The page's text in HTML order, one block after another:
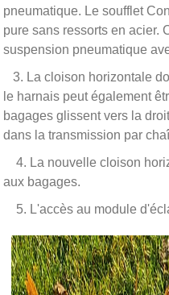
pneumatique. Le soufflet
pure sans ressorts en acier.
suspension pneumatique
3. La cloison horizontale
le harnais peut également
bagages glissent vers la
dans la transmission par
4. La nouvelle cloison
aux bagages.
5. L'accès au module